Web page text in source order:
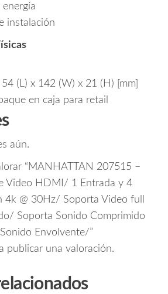
instalación
(L) x 142 (W) x 21 (H) [mm]
en caja para retail
aún.
“MANHATTAN 207515 –
Video HDMI/ 1 Entrada y 4
4k @ 30Hz/ Soporta Video full
Soporta Sonido Comprimido
Envolvente/”
publicar una valoración.